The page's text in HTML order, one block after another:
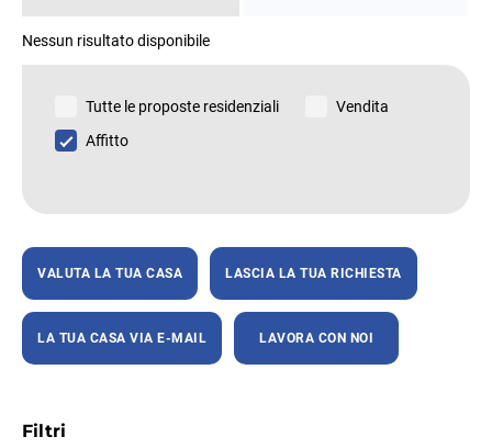
Nessun risultato disponibile
Tutte le proposte residenziali
Vendita
Affitto
VALUTA LA TUA CASA LASCIA LA TUA RICHIESTA
LA TUA CASA VIA E-MAIL LAVORA CON NOI
Filtri